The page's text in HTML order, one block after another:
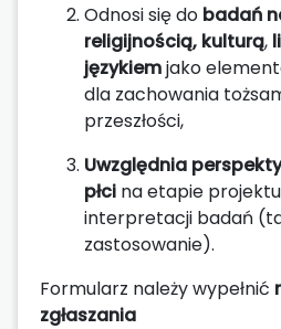
Odnosi się do badań
religijnością, kulturą,
językiemjako
dla zachowania
przeszłości,
Uwzględnia
płci na etapie
interpretacji badań
zastosowanie).
Formularz należy wypełnić
zgłaszania